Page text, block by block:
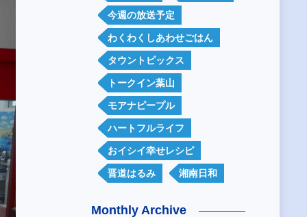
今週の放送予定
わくわくしあわせごはん
タウントピックス
トークイン葉山
モアナピープル
ハートフルライフ
おイシイ幸せレシピ
晋道はるみ 湘南日和
Monthly Archive